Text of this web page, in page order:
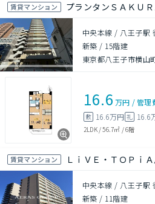
賃貸マンション プランタンＳＡＫＵＲ
中央本線 / 八王子駅
新築 / 15階建
東京都八王子市横山
16.6 万円 /管理
敷 16.6万円 礼 16.6
2LDK/56.7㎡ /6階
賃貸マンション ＬｉＶＥ・ＴＯＰｉ
中央本線 / 八王子駅
新築 / 11階建